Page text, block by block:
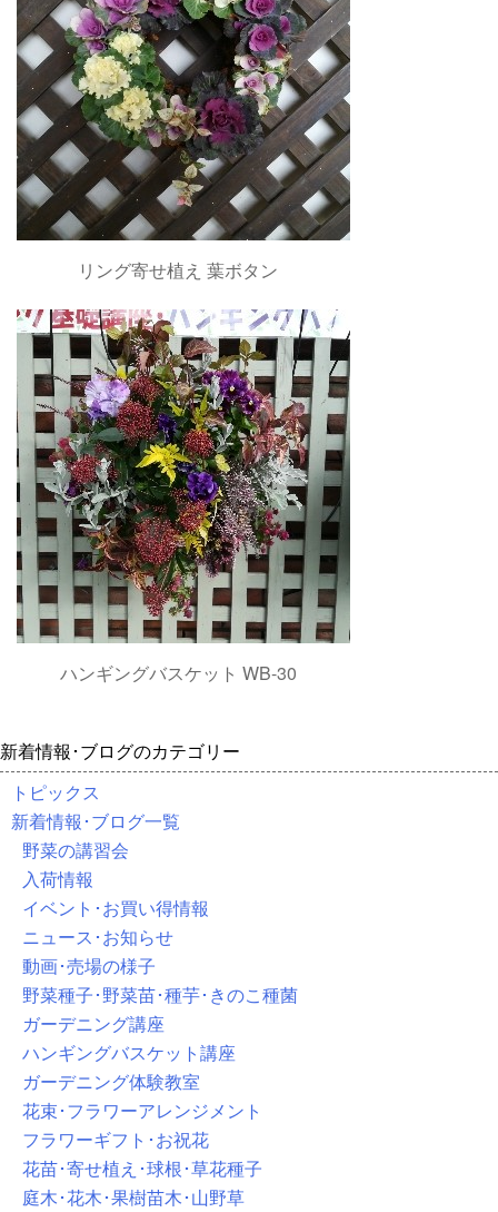
リング寄せ植え 葉ボタン
ハンギングバスケット WB-30
新着情報･ブログのカテゴリー
トピックス
新着情報･ブログ一覧
野菜の講習会
入荷情報
イベント･お買い得情報
ニュース･お知らせ
動画･売場の様子
野菜種子･野菜苗･種芋･きのこ種菌
ガーデニング講座
ハンギングバスケット講座
ガーデニング体験教室
花束･フラワーアレンジメント
フラワーギフト･お祝花
花苗･寄せ植え･球根･草花種子
庭木･花木･果樹苗木･山野草